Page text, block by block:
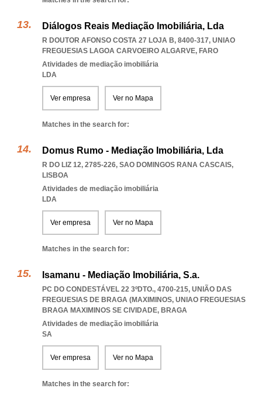
Diálogos Reais Mediação Imobiliária, Lda
R DOUTOR AFONSO COSTA 27 LOJA B, 8400-317, UNIAO
FREGUESIAS LAGOA CARVOEIRO ALGARVE, FARO
Atividades de mediação imobiliária
LDA
Ver empresa Ver no Mapa
Matches in the search for:
Domus Rumo - Mediação Imobiliária, Lda
R DO LIZ 12, 2785-226, SAO DOMINGOS RANA CASCAIS,
LISBOA
Atividades de mediação imobiliária
LDA
Ver empresa Ver no Mapa
Matches in the search for:
Isamanu - Mediação Imobiliária, S.a.
PC DO CONDESTÁVEL 22 3ºDTO., 4700-215, UNIÃO DAS
FREGUESIAS DE BRAGA (MAXIMINOS, UNIAO FREGUESIAS
BRAGA MAXIMINOS SE CIVIDADE, BRAGA
Atividades de mediação imobiliária
SA
Ver empresa Ver no Mapa
Matches in the search for: